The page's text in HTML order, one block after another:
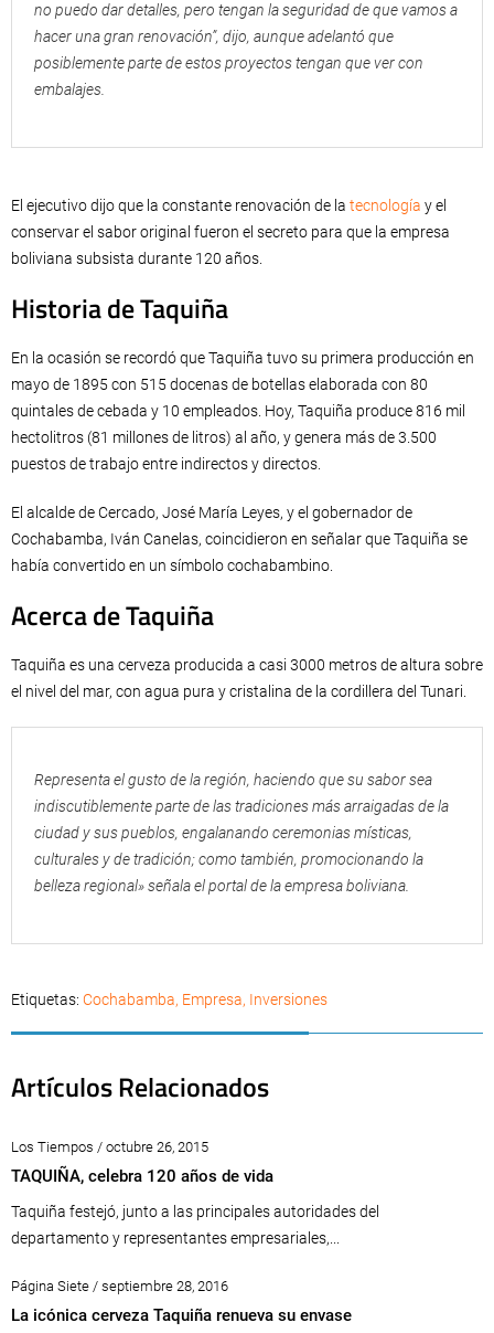
no puedo dar detalles, pero tengan la seguridad de que vamos a
hacer una gran renovación”, dijo, aunque adelantó que
posiblemente parte de estos proyectos tengan que ver con
embalajes.
El ejecutivo dijo que la constante renovación de la tecnología y el
conservar el sabor original fueron el secreto para que la empresa
boliviana subsista durante 120 años.
Historia de Taquiña
En la ocasión se recordó que Taquiña tuvo su primera producción en
mayo de 1895 con 515 docenas de botellas elaborada con 80
quintales de cebada y 10 empleados. Hoy, Taquiña produce 816 mil
hectolitros (81 millones de litros) al año, y genera más de 3.500
puestos de trabajo entre indirectos y directos.
El alcalde de Cercado, José María Leyes, y el gobernador de
Cochabamba, Iván Canelas, coincidieron en señalar que Taquiña se
había convertido en un símbolo cochabambino.
Acerca de Taquiña
Taquiña es una cerveza producida a casi 3000 metros de altura sobre
el nivel del mar, con agua pura y cristalina de la cordillera del Tunari.
Representa el gusto de la región, haciendo que su sabor sea
indiscutiblemente parte de las tradiciones más arraigadas de la
ciudad y sus pueblos, engalanando ceremonias místicas,
culturales y de tradición; como también, promocionando la
belleza regional» señala el portal de la empresa boliviana.
Etiquetas: Cochabamba, Empresa, Inversiones
Artículos Relacionados
Los Tiempos / octubre 26, 2015
TAQUIÑA, celebra 120 años de vida
Taquiña festejó, junto a las principales autoridades del
departamento y representantes empresariales,...
Página Siete / septiembre 28, 2016
La icónica cerveza Taquiña renueva su envase